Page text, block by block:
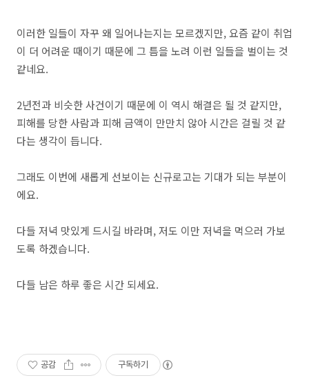
이러한 일들이 자꾸 왜 일어나는지는 모르겠지만, 요즘 같이 취업
이 더 어려운 때이기 때문에 그 틈을 노려 이런 일들을 벌이는 것
같네요.
2년전과 비슷한 사건이기 때문에 이 역시 해결은 될 것 같지만,
피해를 당한 사람과 피해 금액이 만만치 않아 시간은 걸릴 것 같
다는 생각이 듭니다.
그래도 이번에 새롭게 선보이는 신규로고는 기대가 되는 부분이
에요.
다들 저녁 맛있게 드시길 바라며, 저도 이만 저녁을 먹으러 가보
도록 하겠습니다.
다들 남은 하루 좋은 시간 되세요.
공감 구독하기